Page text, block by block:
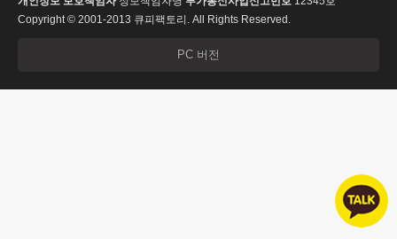
Copyright © 2001-2013 큐피팩토리. All Rights Reserved.
PC 버전